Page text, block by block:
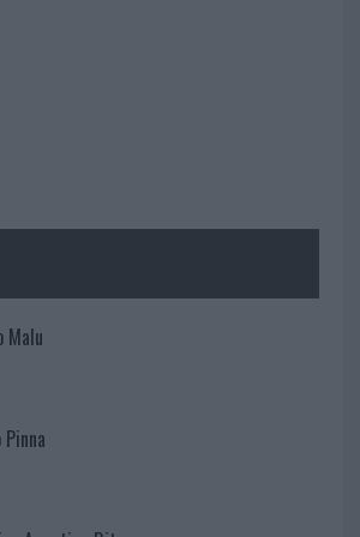
Malu
Pinna